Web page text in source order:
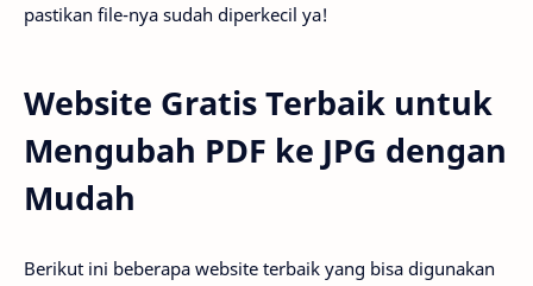
pastikan file-nya sudah diperkecil ya!
Website Gratis Terbaik untuk
Mengubah PDF ke JPG dengan
Mudah
Berikut ini beberapa website terbaik yang bisa digunakan